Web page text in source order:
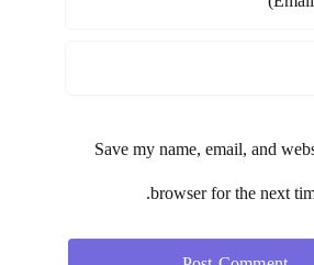
Save my name, email, and
browser for the next